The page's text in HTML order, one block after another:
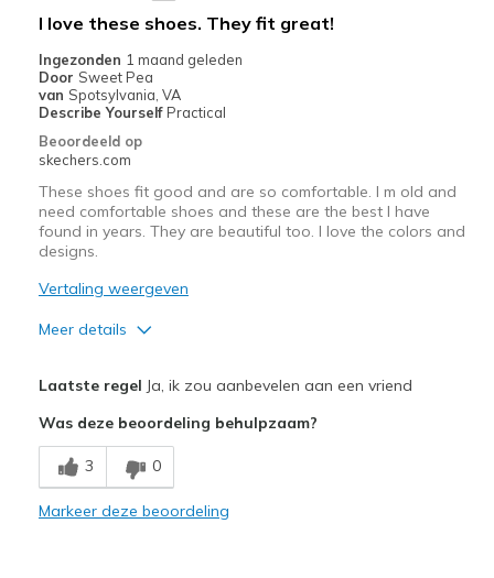
Beste toepassingen
Going Out
Sizing
Feels true to size
View On Shoes
I'm Into Shoes
I love these shoes. They fit great!
Ingezonden 1 maand geleden
Door Sweet Pea
van Spotsylvania, VA
Describe Yourself Practical
Beoordeeld op
skechers.com
These shoes fit good and are so comfortable. I m old and
need comfortable shoes and these are the best I have
found in years. They are beautiful too. I love the colors and
designs.
Vertaling weergeven
Meer details
Breathe Well
Comfortable
Laatste regel Ja, ik zou aanbevelen aan een vriend
Was deze beoordeling behulpzaam?
3 0
Markeer deze beoordeling